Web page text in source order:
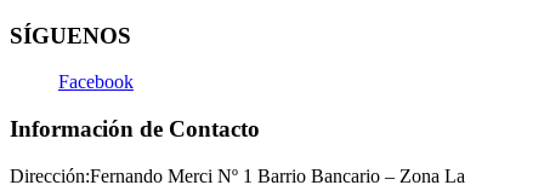
SÍGUENOS
Facebook
Información de Contacto
Dirección:Fernando Merci Nº 1 Barrio Bancario – Zona La